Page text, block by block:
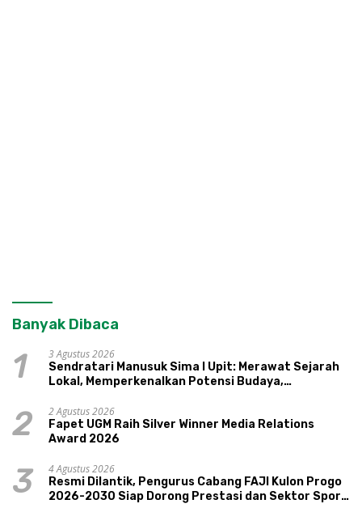
Banyak Dibaca
1
3 Agustus 2026
Sendratari Manusuk Sima I Upit: Merawat Sejarah
Lokal, Memperkenalkan Potensi Budaya,
2
2 Agustus 2026
Fapet UGM Raih Silver Winner Media Relations
Award 2026
3
4 Agustus 2026
Resmi Dilantik, Pengurus Cabang FAJI Kulon Progo
2026-2030 Siap Dorong Prestasi dan Sektor Sport